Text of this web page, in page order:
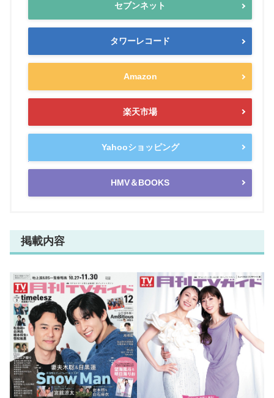
セブンネット
タワーレコード
Amazon
楽天市場
Yahooショッピング
HMV＆BOOKS
掲載内容